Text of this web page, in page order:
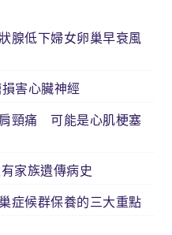
腺低下婦女卵巢早衰風
害心臟神經
頸痛 可能是心肌梗塞
家族遺傳病史
症候群保養的三大重點